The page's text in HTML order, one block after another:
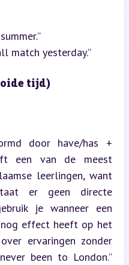
match yesterday.”
tijd)
door have/has +
een van de meest
leerlingen, want
er geen directe
je wanneer een
effect heeft op het
ervaringen zonder
been to London.”